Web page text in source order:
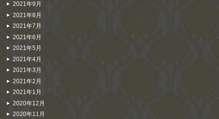
2021年9月
2021年8月
2021年7月
2021年6月
2021年5月
2021年4月
2021年3月
2021年2月
2021年1月
2020年12月
2020年11月